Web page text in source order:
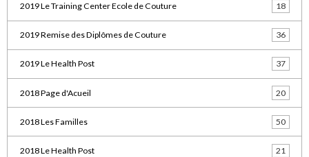
2019 Le Training Center Ecole de Couture 18
2019 Remise des Diplômes de Couture 36
2019 Le Health Post 37
2018 Page d'Acueil 20
2018 Les Familles 50
2018 Le Health Post 21